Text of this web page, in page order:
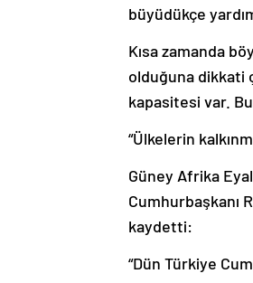
büyüdükçe
Kısa zamanda
olduğuna dikkati
kapasitesi var.
“Ülkelerin
Güney Afrika
Cumhurbaşkanı
kaydetti:
“Dün Türkiye